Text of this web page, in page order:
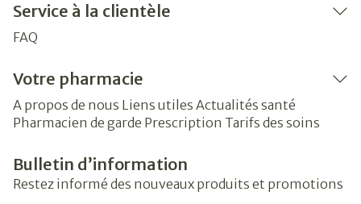
Service à la clientèle
FAQ
Votre pharmacie
A propos de nous Liens utiles Actualités santé
Pharmacien de garde Prescription Tarifs des soins
Bulletin d’information
Restez informé des nouveaux produits et promotions